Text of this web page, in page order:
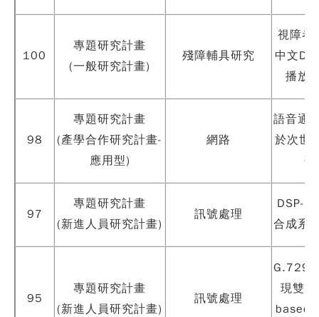
100
專題研究計畫
(一般研究計畫)
殘障輔具研究
視障者
中文
播放
98
專題研究計畫
(產學合作研究計畫-
應用型)
網路
語音通
於次世
研
97
專題研究計畫
(新進人員研究計畫)
訊號處理
DSP-
合成系
95
專題研究計畫
(新進人員研究計畫)
訊號處理
G.729
現雙
based